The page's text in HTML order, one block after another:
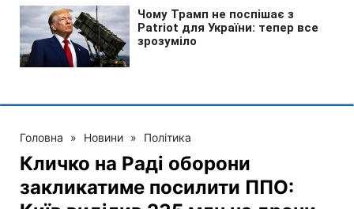
Головна » Новини » Політика
Кличко на Раді оборони
закликатиме посилити ППО: